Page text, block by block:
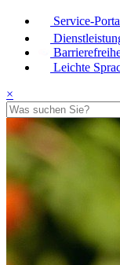
Service-
Leichte
×